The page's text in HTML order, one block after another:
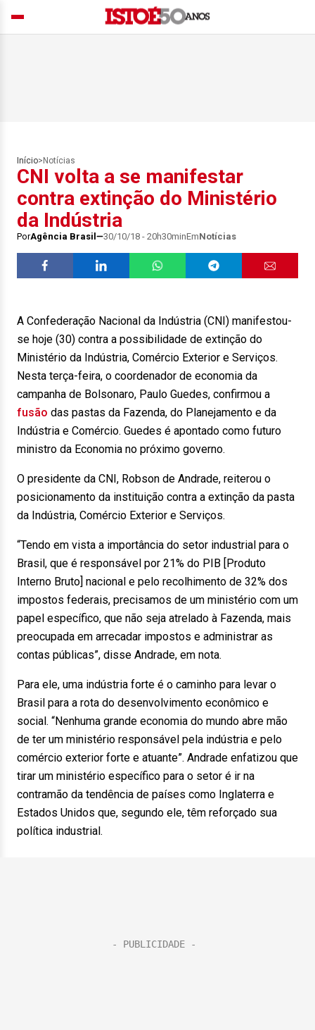
Início> Notícias
CNI volta a se manifestar
contra extinção do Ministério
da Indústria
PorAgência Brasil 30/10/18 - 20h30minEmNotícias
A Confederação Nacional da Indústria (CNI) manifestou-
se hoje (30) contra a possibilidade de extinção do
Ministério da Indústria, Comércio Exterior e Serviços.
Nesta terça-feira, o coordenador de economia da
campanha de Bolsonaro, Paulo Guedes, confirmou a
fusão das pastas da Fazenda, do Planejamento e da
Indústria e Comércio. Guedes é apontado como futuro
ministro da Economia no próximo governo.
O presidente da CNI, Robson de Andrade, reiterou o
posicionamento da instituição contra a extinção da pasta
da Indústria, Comércio Exterior e Serviços.
“Tendo em vista a importância do setor industrial para o
Brasil, que é responsável por 21% do PIB [Produto
Interno Bruto] nacional e pelo recolhimento de 32% dos
impostos federais, precisamos de um ministério com um
papel específico, que não seja atrelado à Fazenda, mais
preocupada em arrecadar impostos e administrar as
contas públicas”, disse Andrade, em nota.
Para ele, uma indústria forte é o caminho para levar o
Brasil para a rota do desenvolvimento econômico e
social. “Nenhuma grande economia do mundo abre mão
de ter um ministério responsável pela indústria e pelo
comércio exterior forte e atuante”. Andrade enfatizou que
tirar um ministério específico para o setor é ir na
contramão da tendência de países como Inglaterra e
Estados Unidos que, segundo ele, têm reforçado sua
política industrial.